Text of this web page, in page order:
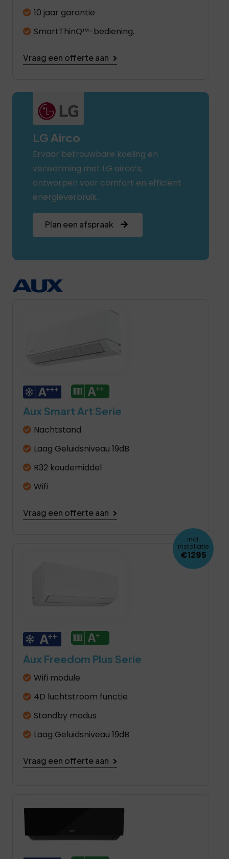
10 jaar garantie
SmartThinQ™-bediening.
Vraag een offerte aan
LG Airco
Ervaar betrouwbare koeling en
verwarming met LG airco’s,
ontworpen voor comfort en efficiënt
energieverbruik.
Plan een afspraak
Aux Smart Art Serie
Nachtstand
Laag Geluidsniveau 19dB
R32 koudemiddel
Wifi
Vraag een offerte aan
Aux Freedom Plus Serie
Wifi module
4D luchtstroom functie
Standby modus
Laag Geluidsniveau 19dB
Vraag een offerte aan
incl.
installatie
€1295